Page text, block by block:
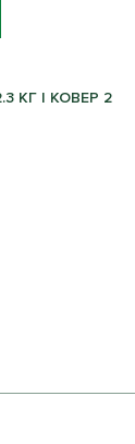
КГ | КОВЕР 2